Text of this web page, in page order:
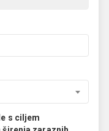
s ciljem